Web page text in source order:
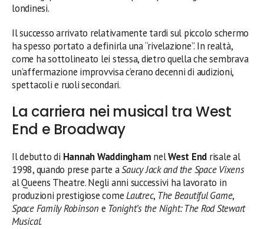
londinesi.
Il successo arrivato relativamente tardi sul piccolo schermo
ha spesso portato a definirla una “rivelazione”. In realtà,
come ha sottolineato lei stessa, dietro quella che sembrava
un’affermazione improvvisa c’erano decenni di audizioni,
spettacoli e ruoli secondari.
La carriera nei musical tra West
End e Broadway
Il debutto di Hannah Waddingham nelWest End risale al
1998, quando prese parte aSaucy Jack and the Space Vixens
al Queens Theatre. Negli anni successivi ha lavorato in
produzioni prestigiose comeLautrec, The Beautiful Game,
Space Family Robinson e Tonight’s the Night: The Rod Stewart
Musical.